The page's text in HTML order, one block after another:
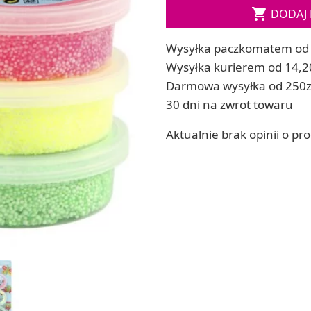
ręcznych
Zestawy do kul do kąpieli
Dodatki: barwniki i zapachy
RZEŹBA, GLINY I ODLEWY
Lepienie i rzeźbienie
Odlewy dekoracyjne
Tworzenie z gliny polimerowej
Modelowanie dla dzieci
 DODAJ
Wysyłka paczkomatem od
Wysyłka kurierem od
Darmowa wysyłka od
30 dni na zwrot towaru
Aktualnie brak opinii o